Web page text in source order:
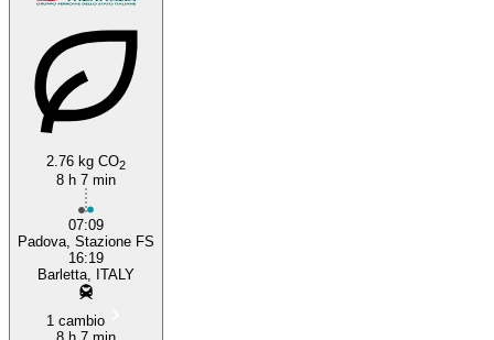
2.76 kg CO2
8 h 7 min
07:09
Padova, Stazione FS
16:19
Barletta, ITALY
1 cambio